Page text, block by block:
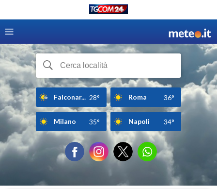
Falconar... 28° Roma 36°
Milano 35° Napoli 34°